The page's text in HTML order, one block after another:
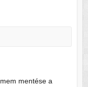
mentése a